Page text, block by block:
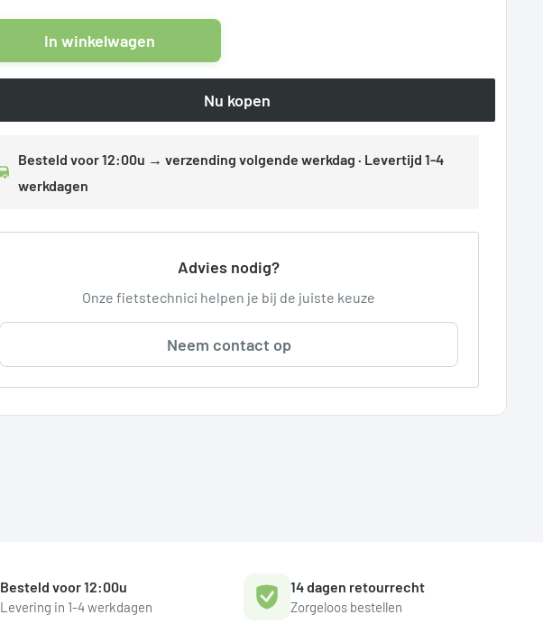
In winkelwagen
Nu kopen
Besteld voor 12:00u → verzending volgende werkdag · Levertijd 1-4
werkdagen
Advies nodig?
Onze fietstechnici helpen je bij de juiste keuze
Neem contact op
Besteld voor 12:00u
Levering in 1-4 werkdagen
14 dagen retourrecht
Zorgeloos bestellen